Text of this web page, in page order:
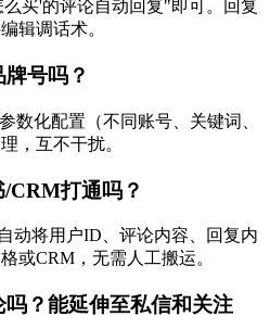
买'的评论自动回复"即可。回复
辑调话术。
号吗？
数化配置（不同账号、关键词、
，互不干扰。
CRM打通吗？
动将用户ID、评论内容、回复内
或CRM，无需人工搬运。
？能延伸至私信和关注